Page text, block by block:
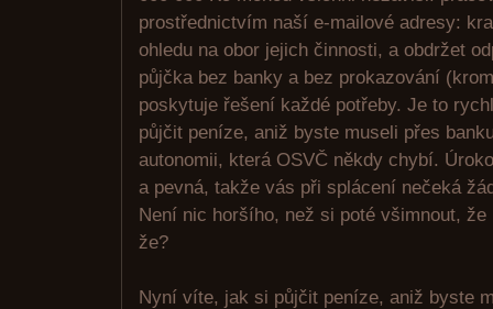
prostřednictvím naší e-mailové adresy:
ohledu na obor jejich činnosti, a obdržet
půjčka bez banky a bez prokazování
poskytuje řešení každé potřeby. Je to
půjčit peníze, aniž byste museli přes
autonomii, která OSVČ někdy chybí.
a pevná, takže vás při splácení nečeká
Není nic horšího, než si poté všimnout,
že?
Nyní víte, jak si půjčit peníze, aniž byste